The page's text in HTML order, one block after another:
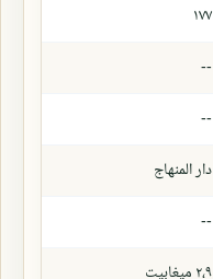
١٧٧
--
--
دار المنهاج
--
٢،٩ ميغابيت